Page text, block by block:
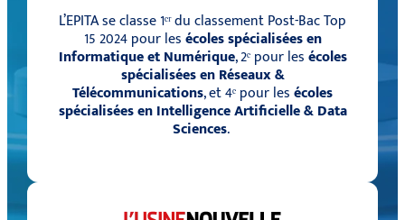
L’EPITA se classe 1ᵉʳ du classement Post-Bac Top
15 2024 pour lesécoles spécialisées en
Informatique et Numérique, 2ᵉ pour lesécoles
spécialisées en Réseaux &
Télécommunications, et 4ᵉ pour lesécoles
spécialisées en Intelligence Artificielle & Data
Sciences.